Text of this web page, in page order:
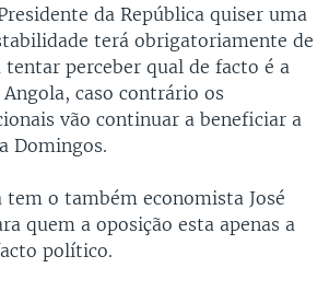
da República quiser uma
terá obrigatoriamente de
perceber qual de facto é a
caso contrário os
vão continuar a beneficiar a
Domingos.
tem o também economista José
quem a oposição esta apenas a
político.